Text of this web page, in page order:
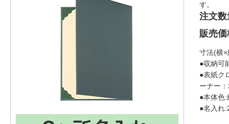
す。
注文数
販売価
寸法(横
●収納可
●表紙ク
ーナー
●本体色:
●名入れ